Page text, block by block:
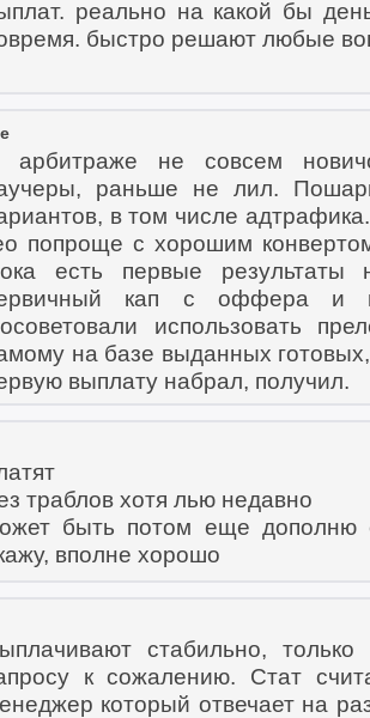
реально на какой бы
быстро решают любые
арбитраже не совсем
раньше не лил.
в том числе
попроще с хорошим
есть первые результаты
кап с оффера и
использовать
на базе выданных
выплату набрал, получил.
траблов хотя лью недавно
быть потом еще дополню
вполне хорошо
стабильно,
к сожалению. Стат
который отвечает на